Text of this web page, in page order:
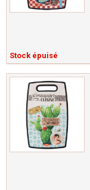
Stock épuisé